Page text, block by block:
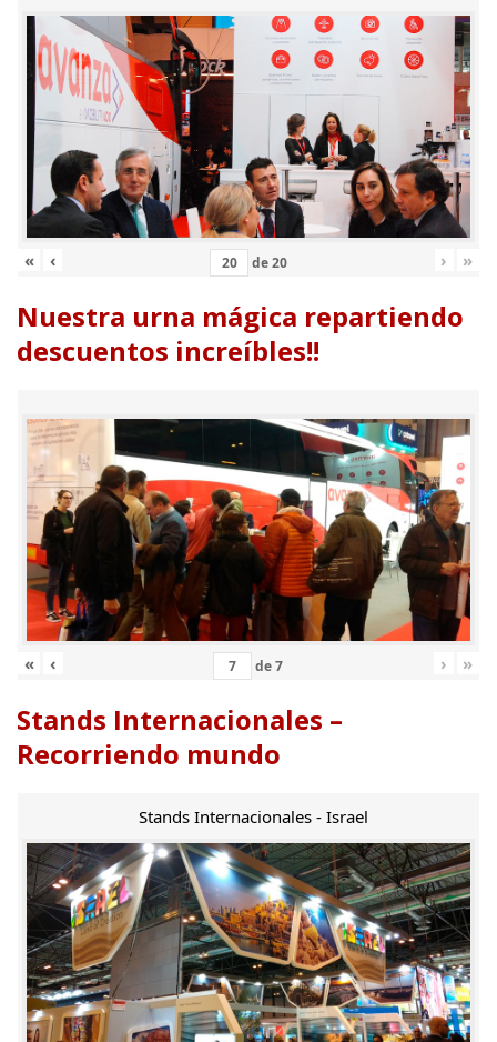
« ‹ de20 › »
Nuestra urna mágica repartiendo
descuentos increíbles!!
« ‹ de7 › »
Stands Internacionales –
Recorriendo mundo
Stands Internacionales - Israel